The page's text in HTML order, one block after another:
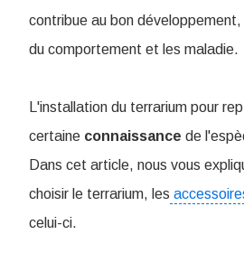
contribue au bon
du comportement et les maladie.
L'installation du terrarium pour
certaine connaissance de
Dans cet article, nous vous
choisir le terrarium, les
celui-ci.